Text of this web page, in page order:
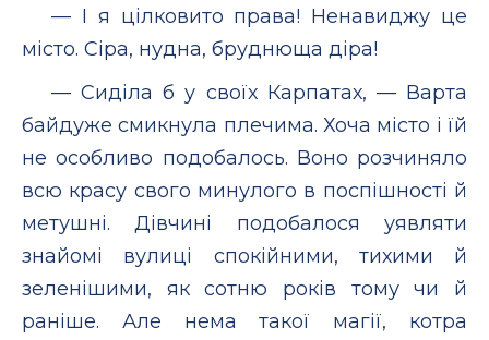
— І я цілковито права! Ненавиджу це
місто. Сіра, нудна, бруднюща діра!
— Сиділа б у своїх Карпатах, — Варта
байдуже смикнула плечима. Хоча місто і їй
не особливо подобалось. Воно розчиняло
всю красу свого минулого в поспішності й
метушні. Дівчині подобалося уявляти
знайомі вулиці спокійними, тихими й
зеленішими, як сотню років тому чи й
раніше. Але нема такої магії, котра